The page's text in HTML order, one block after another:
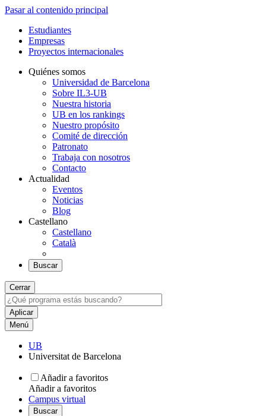
Pasar al contenido principal
Estudiantes
Empresas
Proyectos internacionales
Quiénes somos
Universidad de Barcelona
Sobre IL3-UB
Nuestra historia
UB en los rankings
Nuestro propósito
Comité de dirección
Patronato
Trabaja con nosotros
Contacto
Actualidad
Eventos
Noticias
Blog
Castellano
Castellano
Català
Buscar
Cerrar
Menú
UB
Universitat de Barcelona
Añadir a favoritos
Añadir a favoritos
Campus virtual
Buscar